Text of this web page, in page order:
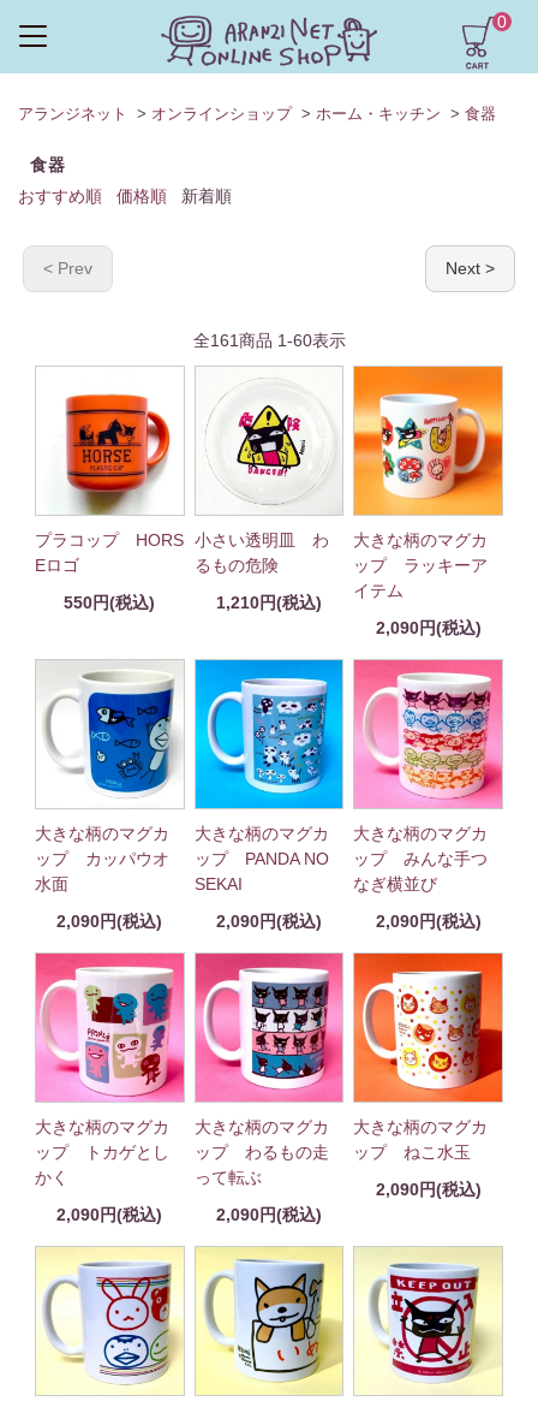
0
アランジネット > オンラインショップ > ホーム・キッチン > 食器
食器
おすすめ順
価格順 新着順
< Prev Next >
全161商品 1-60表示
プラコップ HORS
Eロゴ
550円(税込)
小さい透明皿 わ
るもの危険
1,210円(税込)
大きな柄のマグカ
ップ ラッキーア
イテム
2,090円(税込)
大きな柄のマグカ
ップ カッパウオ
水面
2,090円(税込)
大きな柄のマグカ
ップ PANDA NO
SEKAI
2,090円(税込)
大きな柄のマグカ
ップ みんな手つ
なぎ横並び
2,090円(税込)
大きな柄のマグカ
ップ トカゲとし
かく
2,090円(税込)
大きな柄のマグカ
ップ わるもの走
って転ぶ
2,090円(税込)
大きな柄のマグカ
ップ ねこ水玉
2,090円(税込)